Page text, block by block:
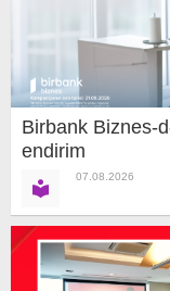
Birbank Biznes-
endirim
07.08.2026